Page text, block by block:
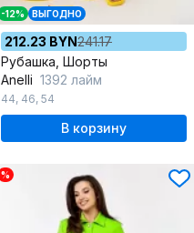
-12% ВЫГОДНО
212.23 BYN241.17
Рубашка, Шорты
Anelli 1392 лайм
44, 46, 54
В корзину
%